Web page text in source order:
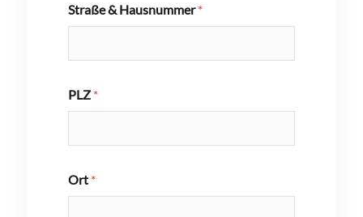
Straße & Hausnummer*
PLZ *
Ort *